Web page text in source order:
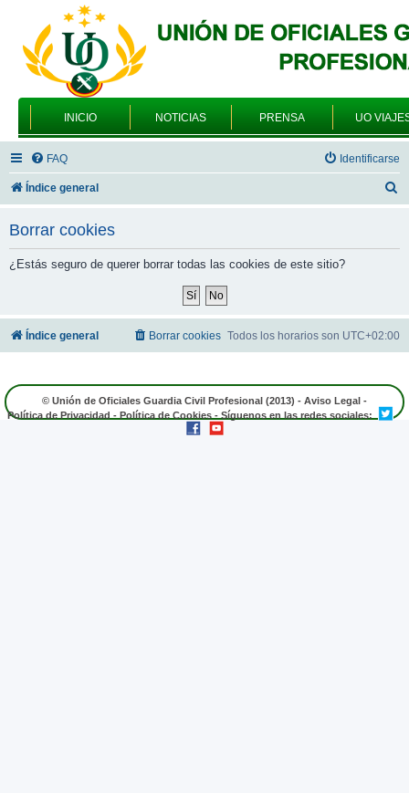
INICIO NOTICIAS PRENSA UO
FAQ Identificarse
Índice general
Borrar cookies
¿Estás seguro de querer borrar todas las cookies de este sitio?
Índice general Todos los horarios son UTC+02:00
Borrar cookies
© Unión de Oficiales Guardia Civil Profesional (2013) - Aviso Legal -
Política de Privacidad - Política de Cookies - Síguenos en las redes sociales: